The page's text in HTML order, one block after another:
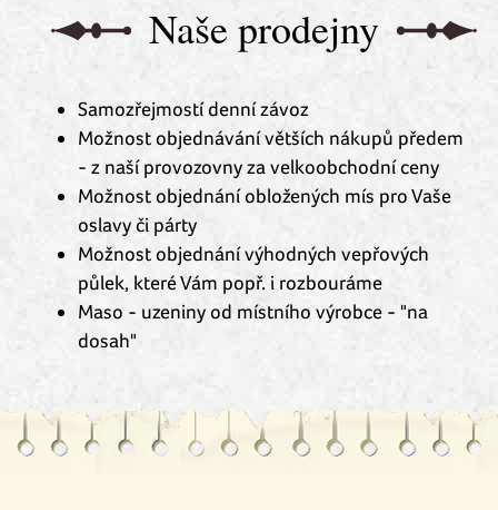
Naše prodejny
Samozřejmostí denní závoz
Možnost objednávání větších nákupů předem
- z naší provozovny za velkoobchodní ceny
Možnost objednání obložených mís pro Vaše
oslavy či párty
Možnost objednání výhodných vepřových
půlek, které Vám popř. i rozbouráme
Maso - uzeniny od místního výrobce - "na
dosah"